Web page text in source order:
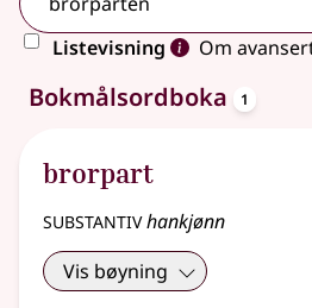
Listevisning
Om
2 treff
Bokmålsordboka 1
brorpart
substantivhankjønn
Vis bøyning